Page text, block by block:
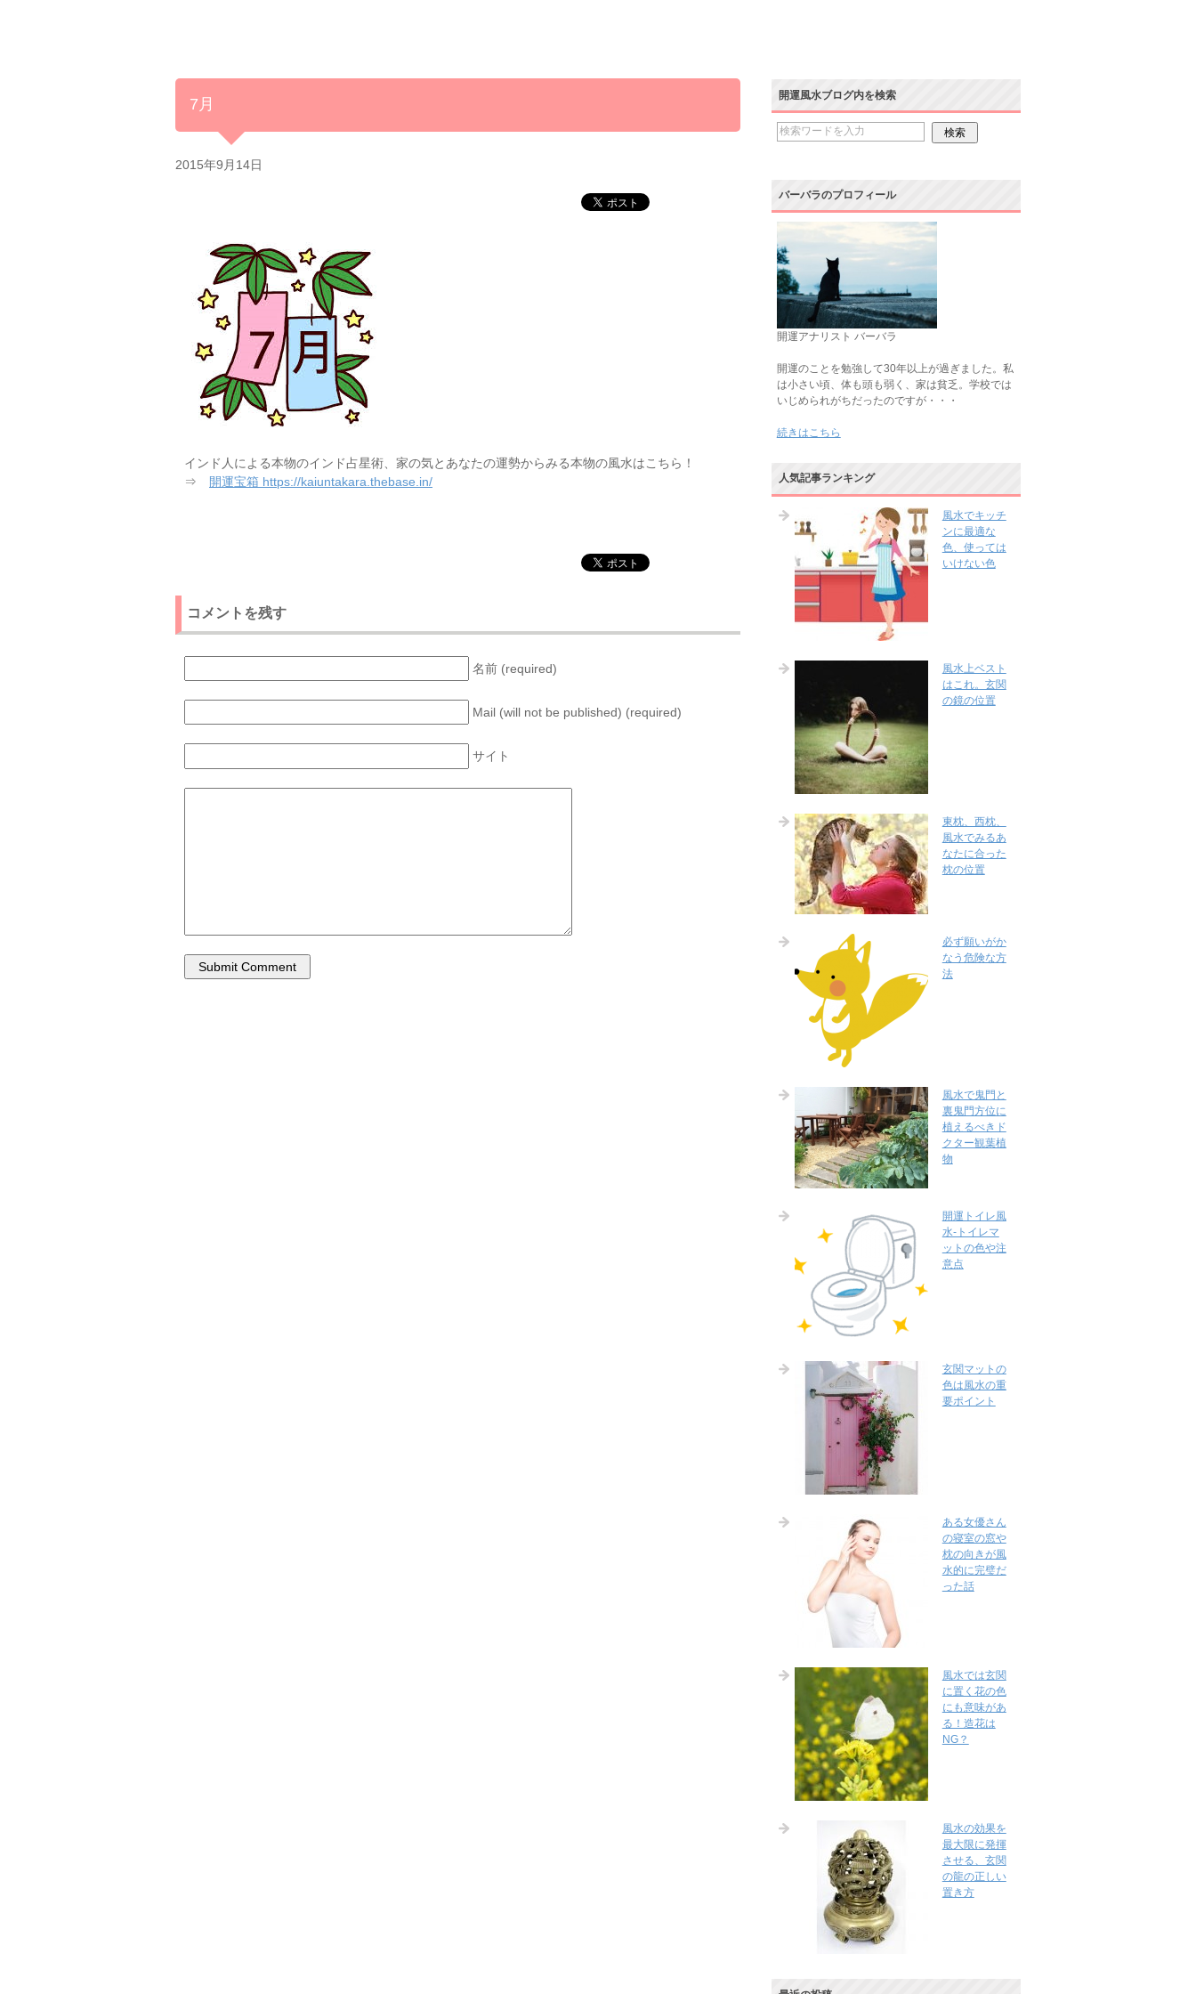
7月
2015年9月14日
インド人による本物のインド占星術、家の気とあなたの運勢からみる本物の風水はこちら！
⇒ 開運宝箱 https://kaiuntakara.thebase.in/
コメントを残す
名前 (required)
Mail (will not be published) (required)
サイト
開運風水ブログ内を検索
バーバラのプロフィール
開運アナリスト バーバラ
開運のことを勉強して30年以上が過ぎました。私
は小さい頃、体も頭も弱く、家は貧乏。学校では
いじめられがちだったのですが・・・
続きはこちら
人気記事ランキング
風水でキッチ
ンに最適な
色、使っては
いけない色
風水上ベスト
はこれ。玄関
の鏡の位置
東枕、西枕、
風水でみるあ
なたに合った
枕の位置
必ず願いがか
なう危険な方
法
風水で鬼門と
裏鬼門方位に
植えるべきド
クター観葉植
物
開運トイレ風
水-トイレマ
ットの色や注
意点
玄関マットの
色は風水の重
要ポイント
ある女優さん
の寝室の窓や
枕の向きが風
水的に完璧だ
った話
風水では玄関
に置く花の色
にも意味があ
る！造花は
NG？
風水の効果を
最大限に発揮
させる、玄関
の龍の正しい
置き方